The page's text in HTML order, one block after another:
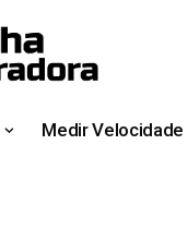
Medir Velocidade